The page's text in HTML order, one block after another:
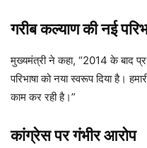
गरीब कल्याण की नई
मुख्यमंत्री ने कहा, “2014 के बाद
परिभाषा को नया स्वरूप दिया है।
काम कर रही है।”
कांग्रेस पर गंभीर आरोप